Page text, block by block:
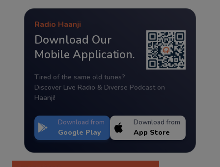
Radio Haanji
Download Our
Mobile Application.
Tired of the same old tunes?
Discover Live Radio & Diverse Podcast on
Haanji!
Download from
Google Play
Download from
App Store